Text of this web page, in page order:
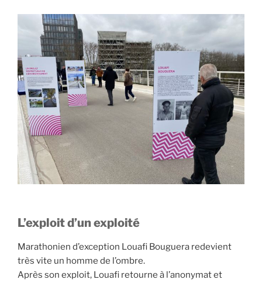
L’exploit d’un exploité
Marathonien d’exception Louafi Bouguera redevient
très vite un homme de l’ombre.
Après son exploit, Louafi retourne à l’anonymat et